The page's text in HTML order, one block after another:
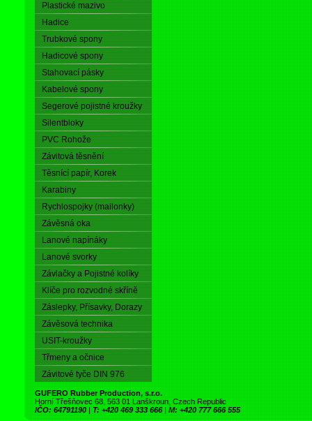
Plastické mazivo
Hadice
Trubkové spony
Hadicové spony
Stahovací pásky
Kabelové spony
Segerové pojistné kroužky
Silentbloky
PVC Rohože
Závitová těsnění
Těsnící papír, Korek
Karabiny
Rychlospojky (mailonky)
Závěsná oka
Lanové napínáky
Lanové svorky
Závlačky a Pojistné kolíky
Klíče pro rozvodné skříně
Záslepky, Přísavky, Dorazy
Závěsová technika
USIT-kroužky
Třmeny a očnice
Závitové tyče DIN 976
GUFERO Rubber Production, s.r.o.
Horní Třešňovec 68, 563 01 Lanškroun, Czech Republic
IČO: 64791190 | T: +420 469 333 666 | M: +420 777 666 555